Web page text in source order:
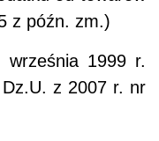
z późn. zm.)
1999 r.
z 2007 r. nr